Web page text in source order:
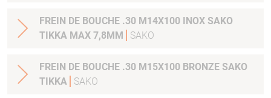
FREIN DE BOUCHE .30 M14X100 INOX SAKO
TIKKA MAX 7,8MM
SAKO
FREIN DE BOUCHE .30 M15X100 BRONZE SAKO
TIKKA
SAKO